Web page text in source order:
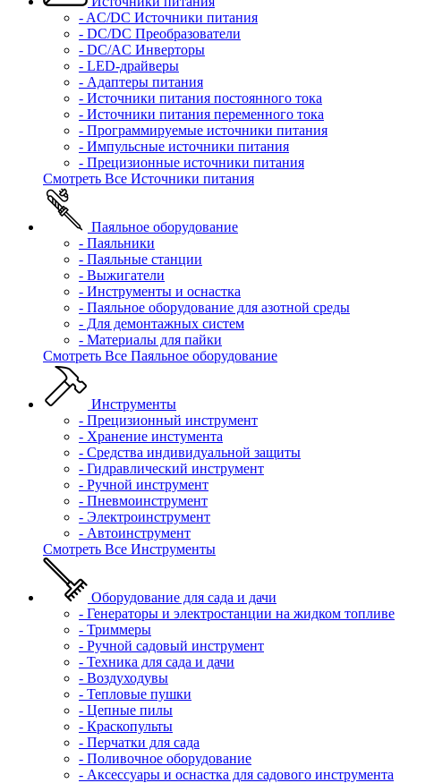
- AC/DC Источники питания
- DC/DC Преобразователи
- DC/AC Инверторы
- LED-драйверы
- Адаптеры питания
- Источники питания постоянного тока
- Источники питания переменного тока
- Программируемые источники питания
- Импульсные источники питания
- Прецизионные источники питания
Смотреть Все Источники питания
Паяльное оборудование
- Паяльники
- Паяльные станции
- Выжигатели
- Инструменты и оснастка
- Паяльное оборудование для азотной среды
- Для демонтажных систем
- Материалы для пайки
Смотреть Все Паяльное оборудование
Инструменты
- Прецизионный инструмент
- Хранение инстумента
- Средства индивидуальной защиты
- Гидравлический инструмент
- Ручной инструмент
- Пневмоинструмент
- Электроинструмент
- Автоинструмент
Смотреть Все Инструменты
Оборудование для сада и дачи
- Генераторы и электростанции на жидком топливе
- Триммеры
- Ручной садовый инструмент
- Техника для сада и дачи
- Воздуходувы
- Тепловые пушки
- Цепные пилы
- Краскопульты
- Перчатки для сада
- Поливочное оборудование
- Аксессуары и оснастка для садового инструмента